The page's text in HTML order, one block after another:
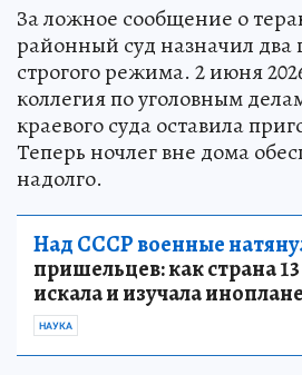
За ложное сообщение о
районный суд назначил два
строгого режима. 2 июня
коллегия по уголовным
краевого суда оставила
Теперь ночлег вне дома
надолго.
Над СССР военные
пришельцев: как страна
искала и изучала
НАУКА